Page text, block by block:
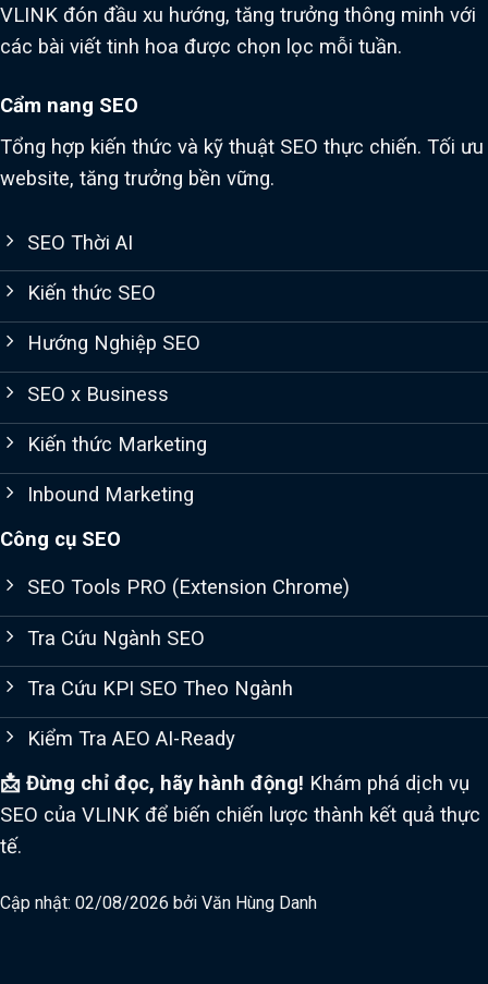
VLINK đón đầu xu hướng, tăng trưởng thông minh với
các bài viết tinh hoa được chọn lọc mỗi tuần.
Cẩm nang SEO
Tổng hợp kiến thức và kỹ thuật SEO thực chiến. Tối ưu
website, tăng trưởng bền vững.
SEO Thời AI
Kiến thức SEO
Hướng Nghiệp SEO
SEO x Business
Kiến thức Marketing
Inbound Marketing
Công cụ SEO
SEO Tools PRO (Extension Chrome)
Tra Cứu Ngành SEO
Tra Cứu KPI SEO Theo Ngành
Kiểm Tra AEO AI-Ready
📩 Đừng chỉ đọc, hãy hành động! Khám phá dịch vụ
SEO của VLINK để biến chiến lược thành kết quả thực
tế.
Cập nhật: 02/08/2026 bởi Văn Hùng Danh